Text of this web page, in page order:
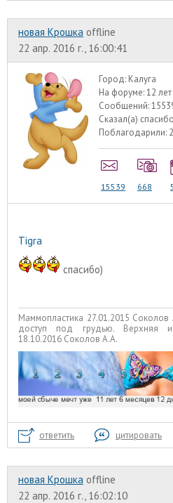
новая Крошка offline
22 апр. 2016 г., 16:00:41
Город: Калуга
На форуме:12
Сообщений:
Сказал(а)
Поблагодарили:
15539 668 5
Tigra
спасибо)
Маммопластика 27.01.2015
доступ под грудью. Верхняя и
18.10.2016 Соколов А.А.
ответить цитировать
новая Крошка offline
22 апр. 2016 г., 16:02:10